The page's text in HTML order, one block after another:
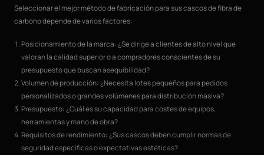
Seleccionar el mejor método de fabricación para sus cascos de fibra de
carbono depende de varios factores:
Posicionamiento de la marca: ¿Se dirige a clientes de alto nivel que
valoran la calidad superior o a compradores conscientes de su
presupuesto que buscan asequibilidad?
Volumen de producción: ¿Necesita lotes pequeños para pedidos
personalizados o grandes volúmenes para distribución masiva?
Presupuesto: ¿Cuál es su capacidad para costes de equipos,
herramientas y mano de obra?
Requisitos de rendimiento: ¿Sus cascos deben cumplir normas de
seguridad específicas o expectativas estéticas?